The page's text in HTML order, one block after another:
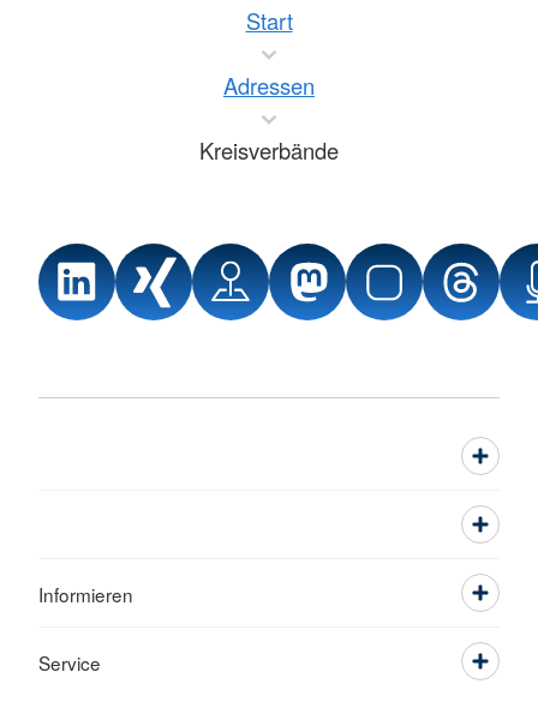
Start
Adressen
Kreisverbände
Informieren
Service